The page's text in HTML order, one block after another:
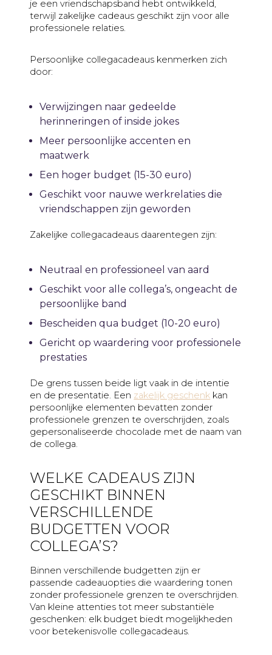
je een vriendschapsband hebt ontwikkeld,
terwijl zakelijke cadeaus geschikt zijn voor alle
professionele relaties.
Persoonlijke collegacadeaus kenmerken zich
door:
Verwijzingen naar gedeelde
herinneringen of inside jokes
Meer persoonlijke accenten en
maatwerk
Een hoger budget (15-30 euro)
Geschikt voor nauwe werkrelaties die
vriendschappen zijn geworden
Zakelijke collegacadeaus daarentegen zijn:
Neutraal en professioneel van aard
Geschikt voor alle collega’s, ongeacht de
persoonlijke band
Bescheiden qua budget (10-20 euro)
Gericht op waardering voor professionele
prestaties
De grens tussen beide ligt vaak in de intentie
en de presentatie. Een zakelijk geschenk kan
persoonlijke elementen bevatten zonder
professionele grenzen te overschrijden, zoals
gepersonaliseerde chocolade met de naam van
de collega.
WELKE CADEAUS ZIJN
GESCHIKT BINNEN
VERSCHILLENDE
BUDGETTEN VOOR
COLLEGA’S?
Binnen verschillende budgetten zijn er
passende cadeauopties die waardering tonen
zonder professionele grenzen te overschrijden.
Van kleine attenties tot meer substantiële
geschenken: elk budget biedt mogelijkheden
voor betekenisvolle collegacadeaus.